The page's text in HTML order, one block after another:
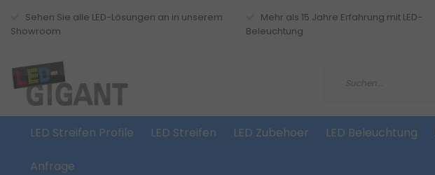
Sehen Sie alle LED-Lösungen an in unserem
Showroom
Mehr als 15 Jahre Erfahrung mit LED-
Beleuchtung
LED Streifen Profile LED Streifen LED Zubehoer LED Beleuchtung
Anfrage